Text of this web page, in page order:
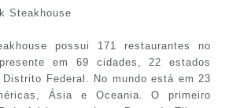
Steakhouse
possui 171 restaurantes no
em 69 cidades, 22 estados
Federal. No mundo está em 23
Ásia e Oceania. O primeiro